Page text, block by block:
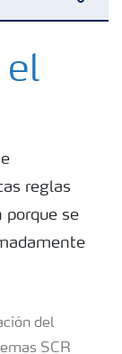
el
reglas
porque se
del
SCR